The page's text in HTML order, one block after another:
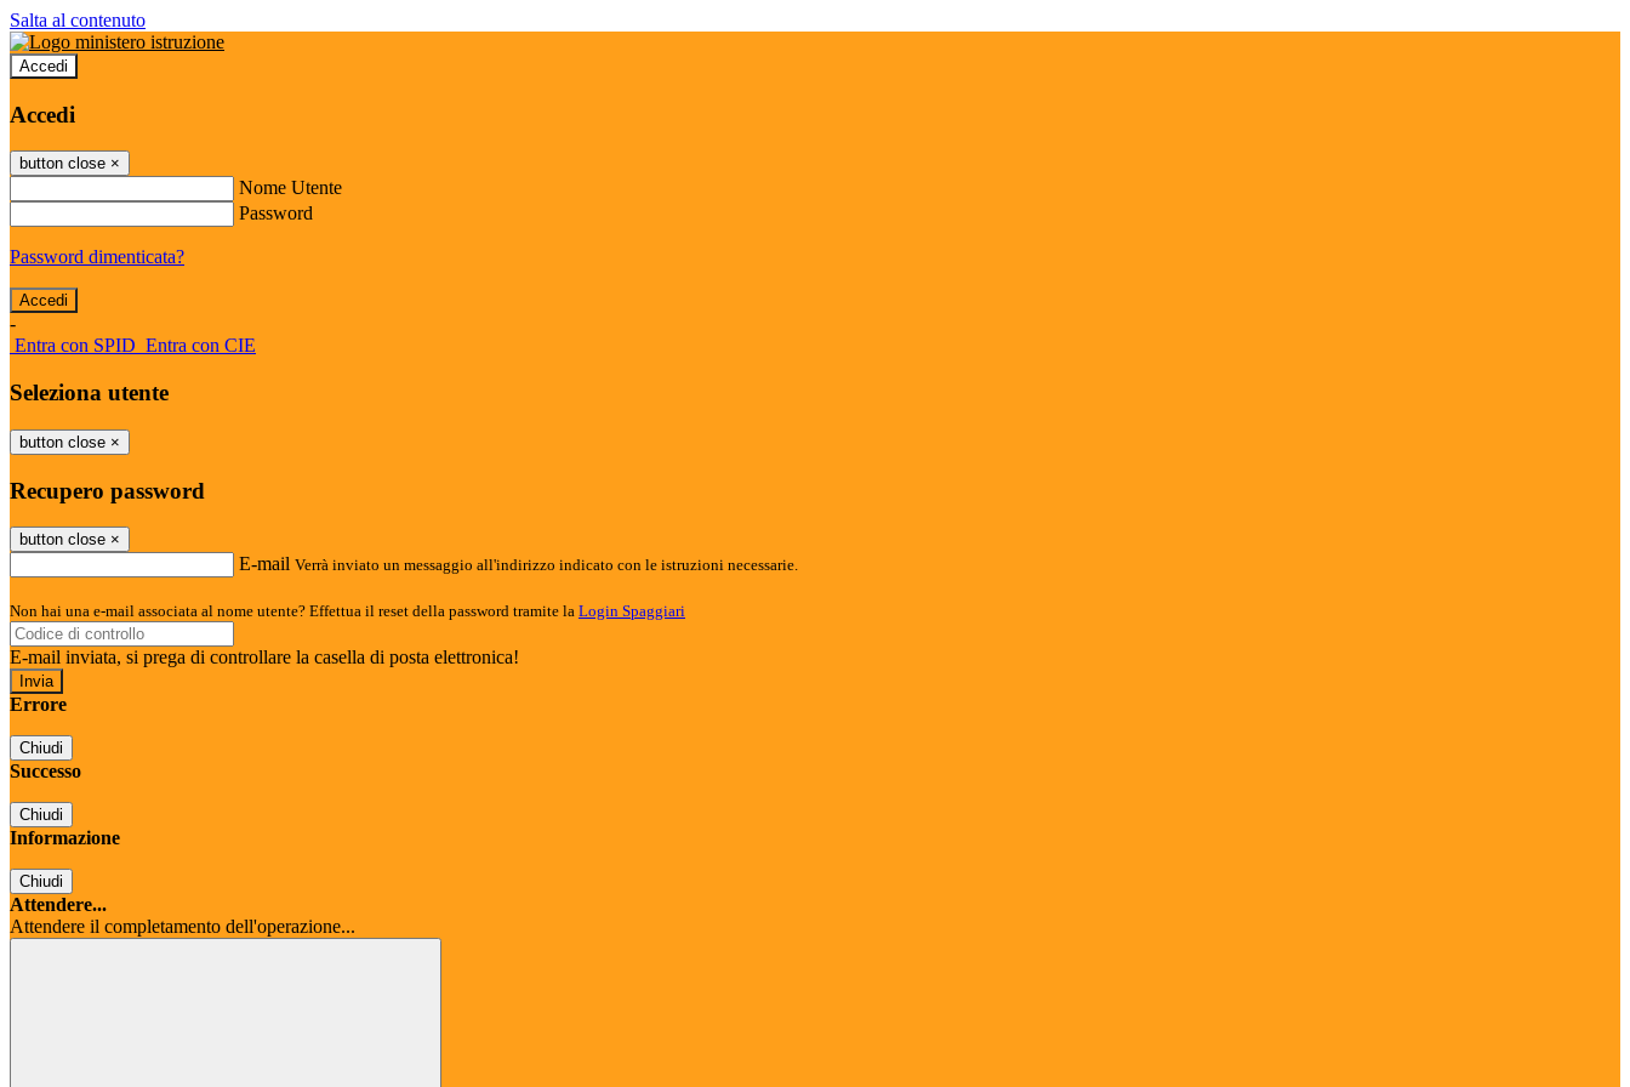
Salta al contenuto
Accedi
Accedi
button close ×
Nome Utente
Password
Password dimenticata?
-
Entra con SPID Entra con CIE
Seleziona utente
button close ×
Recupero password
button close ×
E-mail Verrà inviato un messaggio all'indirizzo indicato con le istruzioni necessarie.
Non hai una e-mail associata al nome utente? Effettua il reset della password tramite la Login Spaggiari
E-mail inviata, si prega di controllare la casella di posta elettronica!
Errore
Chiudi
Successo
Chiudi
Informazione
Chiudi
Attendere...
Attendere il completamento dell'operazione...